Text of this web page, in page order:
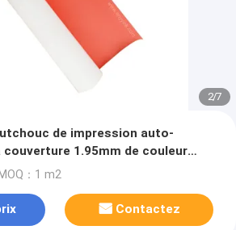
3/7
de impression auto-
couverture 1.95mm de couleur
MOQ：1 m2
Contactez